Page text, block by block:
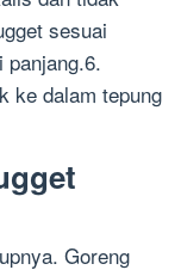
sesuai
panjang.6.
ke dalam tepung
Goreng